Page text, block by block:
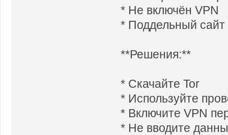
* Не включён VPN
* Поддельный
**Решения:**
* Скачайте Tor
* Используйте
* Включите VPN
* Не вводите